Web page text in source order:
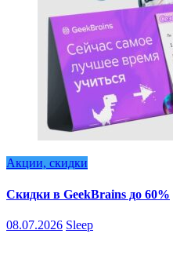
Акции, скидки
Скидки в GeekBrains до 60%
08.07.2026 Sleep